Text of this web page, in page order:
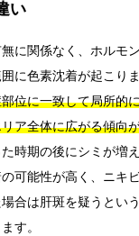
い
に関係なく、ホルモ
に色素沈着が起こりま
位に一致して局所的
ア全体に広がる傾向
時期の後にシミが増
可能性が高く、ニキ
合は肝斑を疑うとい
す。